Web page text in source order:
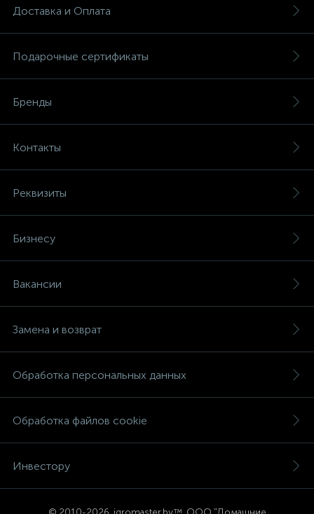
Доставка и Оплата
Подарочные сертификаты
Бренды
Контакты
Реквизиты
Бизнесу
Вакансии
Замена и возврат
Обработка персональных данных
Обработка файлов cookie
Инвестору